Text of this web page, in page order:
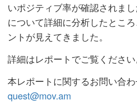
いポジティブ率が確認されまし
について詳細に分析したとこ
ントが見えてきました。
詳細はレポートでご覧ください
本レポートに関するお問い合わ
quest@mov.am